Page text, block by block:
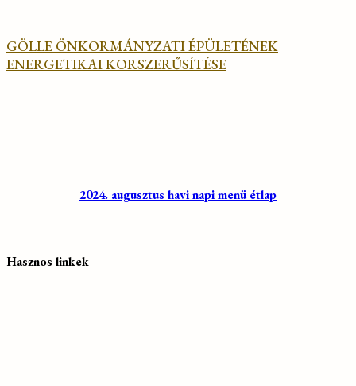
GÖLLE ÖNKORMÁNYZATI ÉPÜLETÉNEK
ENERGETIKAI KORSZERŰSÍTÉSE
2024. augusztus havi napi menü étlap
Hasznos linkek